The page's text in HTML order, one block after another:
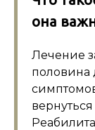
она
Лечение
половина